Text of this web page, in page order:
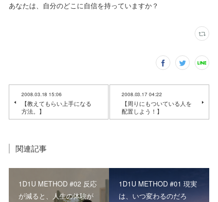
あなたは、自分のどこに自信を持っていますか？
2008.03.18 15:06
【教えてもらい上手になる
方法。】
2008.03.17 04:22
【周りにもついている人を
配置しよう！】
関連記事
1D1U METHOD #02 反応
が減ると、人生の体験が
1D1U METHOD #01 現実
は、いつ変わるのだろ